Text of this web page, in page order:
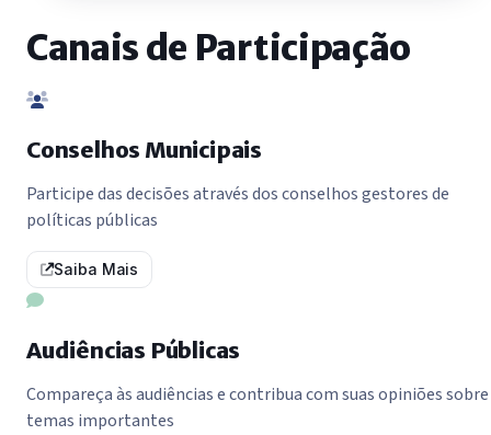
Canais de Participação
Conselhos Municipais
Participe das decisões através dos conselhos gestores de
políticas públicas
Saiba Mais
Audiências Públicas
Compareça às audiências e contribua com suas opiniões sobre
temas importantes